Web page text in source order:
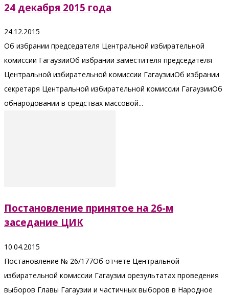
24 декабря 2015 года
24.12.2015
Об избрании председателя Центральной избирательной
комиссии ГагаузииОб избрании заместителя председателя
Центральной избирательной комиссии ГагаузииОб избрании
секретаря Центральной избирательной комиссии ГагаузииОб
обнародовании в средствах массовой...
Постановление принятое на 26-м
заседание ЦИК
10.04.2015
Постановление № 26/177Об отчете Центральной
избирательной комиссии Гагаузии орезультатах проведения
выборов Главы Гагаузии и частичных выборов в Народное